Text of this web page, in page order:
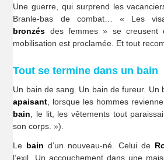
Une guerre, qui surprend les
Branle-bas de combat… « Les
bronzés des femmes » se creusent
mobilisation est proclamée. Et tout
Tout se termine dans un bain
Un bain de sang. Un bain de fureur. Un
apaisant , lorsque les hommes
bain , le lit, les vêtements tout
son corps. »).
Le bain d’un nouveau-né. Celui de
l’exil. Un accouchement dans une